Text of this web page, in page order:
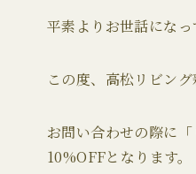
平素よりお世話になっ
この度、高松リビン
お問い合わせの際に
10%OFFとなります。